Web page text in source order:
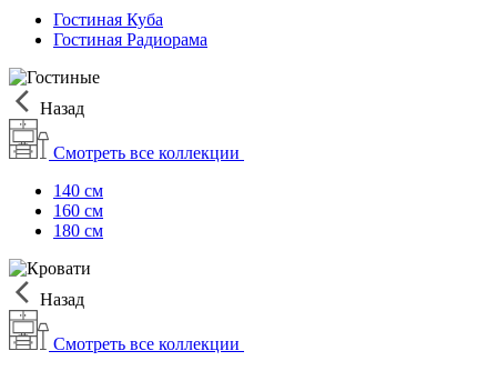
Гостиная Куба
Гостиная Радиорама
Назад
Смотреть все коллекции
140 см
160 см
180 см
Назад
Смотреть все коллекции